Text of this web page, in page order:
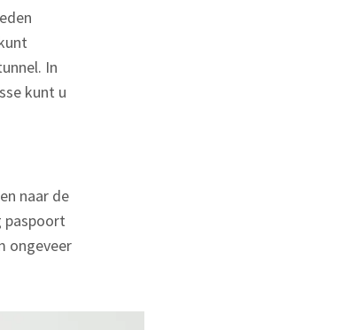
In
kunt u
naar de
paspoort
ongeveer